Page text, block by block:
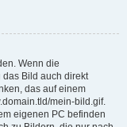
Wenn die
Bild auch direkt
das auf einem
mein-bild.gif.
eigenen PC befinden